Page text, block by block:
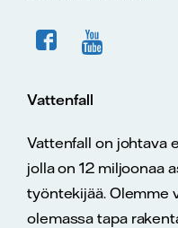
Vattenfall
Vattenfall on johtava
jolla on 12 miljoonaa
työntekijää. Olemme
olemassa tapa